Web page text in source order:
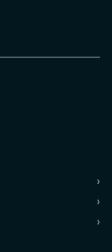
›
›
›